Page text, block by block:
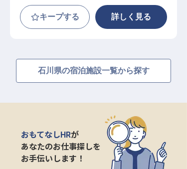
キープする 詳しく見る
石川県の宿泊施設一覧から探す
おもてなしHRが
あなたのお仕事探しを
お手伝いします！